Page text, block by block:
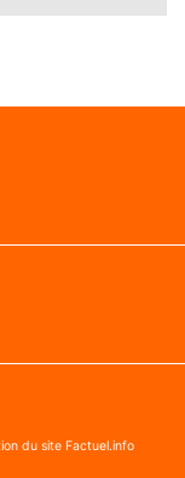
du site Factuel.info